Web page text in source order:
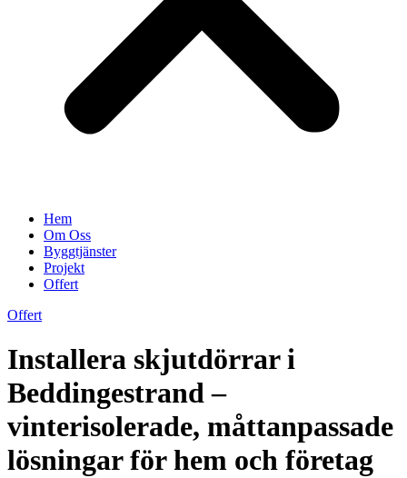
Hem
Om Oss
Byggtjänster
Projekt
Offert
Offert
Installera skjutdörrar i
Beddingestrand –
vinterisolerade, måttanpassade
lösningar för hem och företag